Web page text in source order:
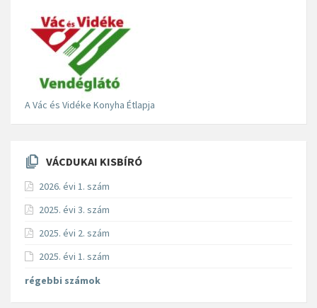
A Vác és Vidéke Konyha Étlapja
VÁCDUKAI KISBÍRÓ
2026. évi 1. szám
2025. évi 3. szám
2025. évi 2. szám
2025. évi 1. szám
régebbi számok